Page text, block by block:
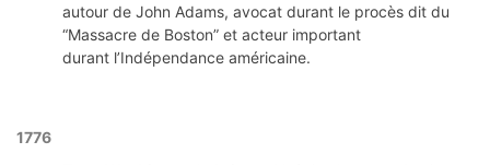
autour de John Adams, avocat durant le procès dit du
“Massacre de Boston” et acteur important
durant l’Indépendance américaine.
1776